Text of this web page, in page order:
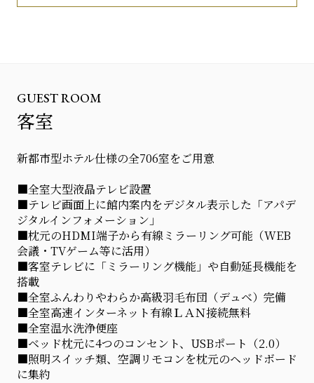
GUEST ROOM
客室
新都市型ホテル仕様の全706室をご用意
■全室大型液晶テレビ設置
■テレビ画面上に館内案内をデジタル表示した「アパデ
ジタルインフォメーション」
■枕元のHDMI端子から有線ミラーリング可能（WEB
会議・TVゲーム等に活用）
■客室テレビに「ミラーリング機能」や自動延長機能を
搭載
■全室ふんわりやわらか高級羽毛布団（デュベ）完備
■全室高速インターネット有線ＬＡＮ接続無料
■全室温水洗浄便座
■ベッド枕元に4つのコンセント、USBポート（2.0）
■照明スイッチ類、空調リモコンを枕元のヘッドボード
に集約